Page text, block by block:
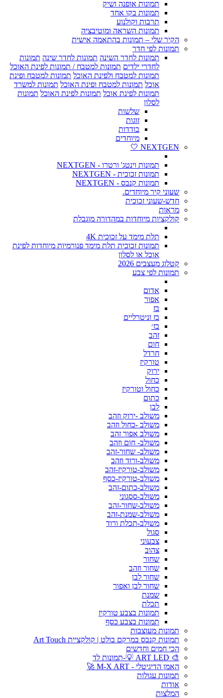
תמונות אופנה ושיק
תמונות בקו אחד
תרבות וקולנוע
תמונות השראה ומוטיבציה
הקיר שלי – תמונות בהתאמה אישית
תמונות לפי חדר
תמונות לחדר השינה תמונות לחדר שינה תמונות
לחדרי ילדים תמונות למטבח / תמונות לפינת האוכל
תמונות למטבח ולפינת האוכל תמונות למטבח ופינת
אוכל תמונות למטבח ופינת האוכל תמונות למשרד
תמונות לפינת אוכל תמונות לפינת האוכל תמונות
לסלון
שלשות
זוגות
בודדות
מיוחדים
NEXTGEN 🤍
תמונות וינטג' ורטרו - NEXTGEN
תמונות זכוכית - NEXTGEN
תמונות קנבס - NEXTGEN
שעוני קיר מיוחדים.
חדש-שעוני זכוכית
מראות
קולקציות מיוחדות במהדורה מוגבלת
תלת מימד על זכוכית 4K
תמונות זכוכית תלת מימד פנורמיות מיוחדות לפינת
אוכל או לסלון
קטלוג מעצבים 2026
תמונות לפי צבע
אדום
אפור
בז
בז וניטרליים
בז׳
זהב
חום
חרדל
טורקיז
ירוק
כחול
כחול וטורקיז
כתום
לבן
משולב -ירוק וזהב
משולב -כחול וזהב
משולב אפור זהב
משולב- חום וזהב
משולב- שחור-זהב
משולב-ורוד וזהב
משולב-טורקיז-זהב
משולב-טורקיז-כסף
משולב-כתום-זהב
משולב-ססגוני
משולב-שחור-זהב
משולב-שמנת-זהב
משולב-תכלת ורוד
סגול
צבעוני
צהוב
שחור
שחור וזהב
שחור לבן
שחור לבן ואפור
שמנת
תכלת
תמונות בצבע טורקיז
תמונות בצבע כסף
תמונות מעוצבות
תמונות קנבס במרקם בולט | קולקציית Art Touch
הכי חמים וחדשים
🎨 ART LED 💡-תמונות לד
האמן הדיגיטלי - M-X ART 🚀
תמונות עגולות
אודות
המלצות